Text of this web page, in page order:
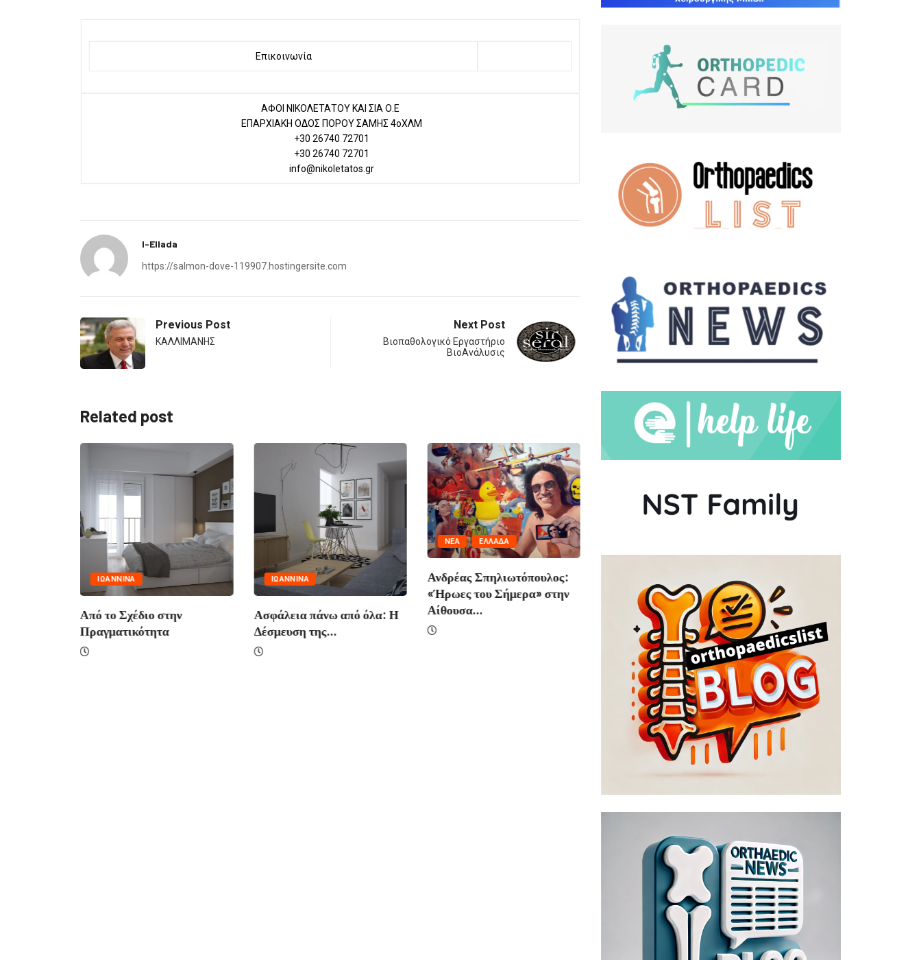
Επικοινωνία
ΑΦΟΙ ΝΙΚΟΛΕΤΑΤΟΥ ΚΑΙ ΣΙΑ Ο.Ε
ΕΠΑΡΧΙΑΚΗ ΟΔΟΣ ΠΟΡΟΥ ΣΑΜΗΣ 4οΧΛΜ
+30 26740 72701
+30 26740 72701
info@nikoletatos.gr
I-Ellada
https://salmon-dove-119907.hostingersite.com
Previous Post
ΚΑΛΛΙΜΑΝΗΣ
Next Post
Βιοπαθολογικό Εργαστήριο
ΒιοAνάλυσις
Related post
ΙΩΑΝΝΙΝΑ
Από το Σχέδιο στην
Πραγματικότητα
ΙΩΑΝΝΙΝΑ
Ασφάλεια πάνω από όλα: Η
Δέσμευση της...
NΈΑ ΕΛΛΆΔΑ
Ανδρέας Σπηλιωτόπουλος:
«Ήρωες του Σήμερα» στην
Αίθουσα...
Από το Σχέδιο στην
Πραγματικότητα
Ασφάλεια πάνω από όλα: Η
Δέσμευση της...